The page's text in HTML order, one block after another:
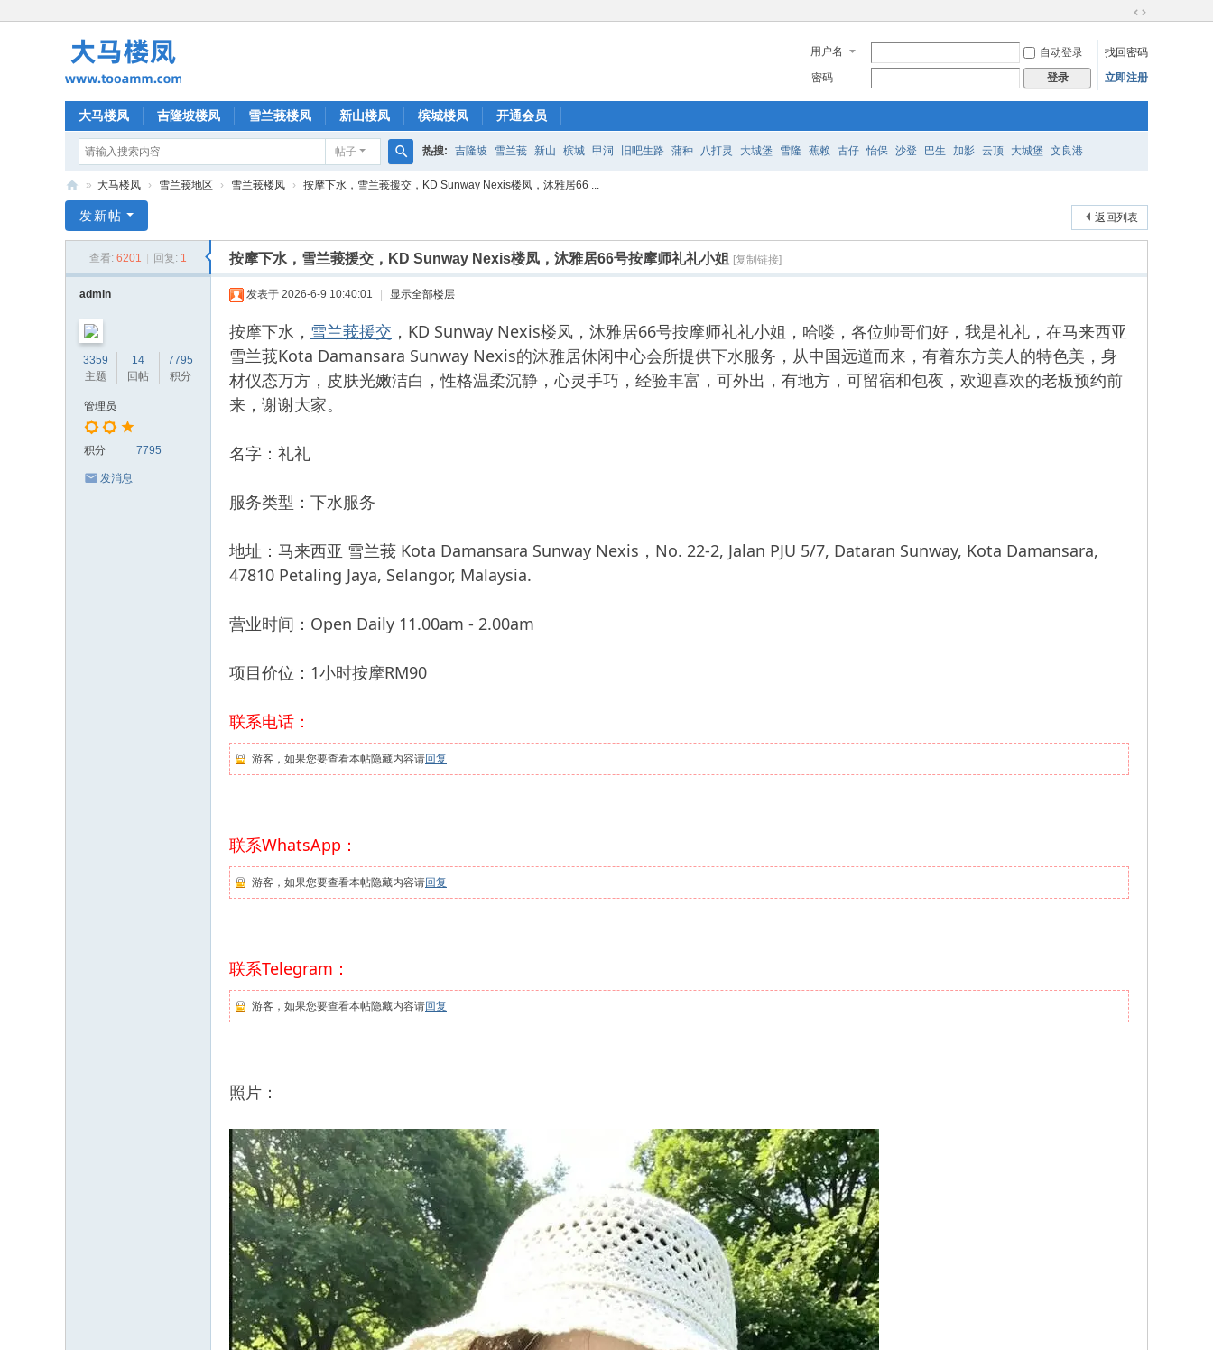
换
到
宽
用户名 自动登录
找回密码
密码
登录 立即注册
大马楼凤 吉隆坡楼凤 雪兰莪楼凤 新山楼凤 槟城楼凤 开通会员
帖子
搜
热搜: 吉隆坡 雪兰莪 新山 槟城 甲洞 旧吧生路 蒲种 八打灵 大城堡 雪隆 蕉赖 古仔 怡保 沙登 巴生 加影 云顶 大城堡 文良港
马
» 大马楼凤 › 雪兰莪地区 › 雪兰莪楼凤 › 按摩下水，雪兰莪援交，KD Sunway Nexis楼凤，沐雅居66 ...
返回列表
发新帖
查看: 6201 回复: 1 按摩下水，雪兰莪援交，KD Sunway Nexis楼凤，沐雅居66号按摩师礼礼小姐 [复制链接]
admin
3359
主题
14
回帖
7795
积分
管理员
积分 7795
发消息
发表于 2026-6-9 10:40:01 显示全部楼层
按摩下水， 雪兰莪援交 ，KD Sunway Nexis楼凤，沐雅居66号按摩师礼礼小姐，哈喽，各位帅哥们好，我是礼礼，在马来西亚
雪兰莪Kota Damansara Sunway Nexis的沐雅居休闲中心会所提供下水服务，从中国远道而来，有着东方美人的特色美，身
材仪态万方，皮肤光嫩洁白，性格温柔沉静，心灵手巧，经验丰富，可外出，有地方，可留宿和包夜，欢迎喜欢的老板预约前
来，谢谢大家。
名字：礼礼
服务类型：下水服务
地址：马来西亚 雪兰莪 Kota Damansara Sunway Nexis，No. 22-2, Jalan PJU 5/7, Dataran Sunway, Kota Damansara,
47810 Petaling Jaya, Selangor, Malaysia.
营业时间：Open Daily 11.00am - 2.00am
项目价位：1小时按摩RM90
联系电话：
游客，如果您要查看本帖隐藏内容请回复
联系WhatsApp：
游客，如果您要查看本帖隐藏内容请回复
联系Telegram：
游客，如果您要查看本帖隐藏内容请回复
照片：